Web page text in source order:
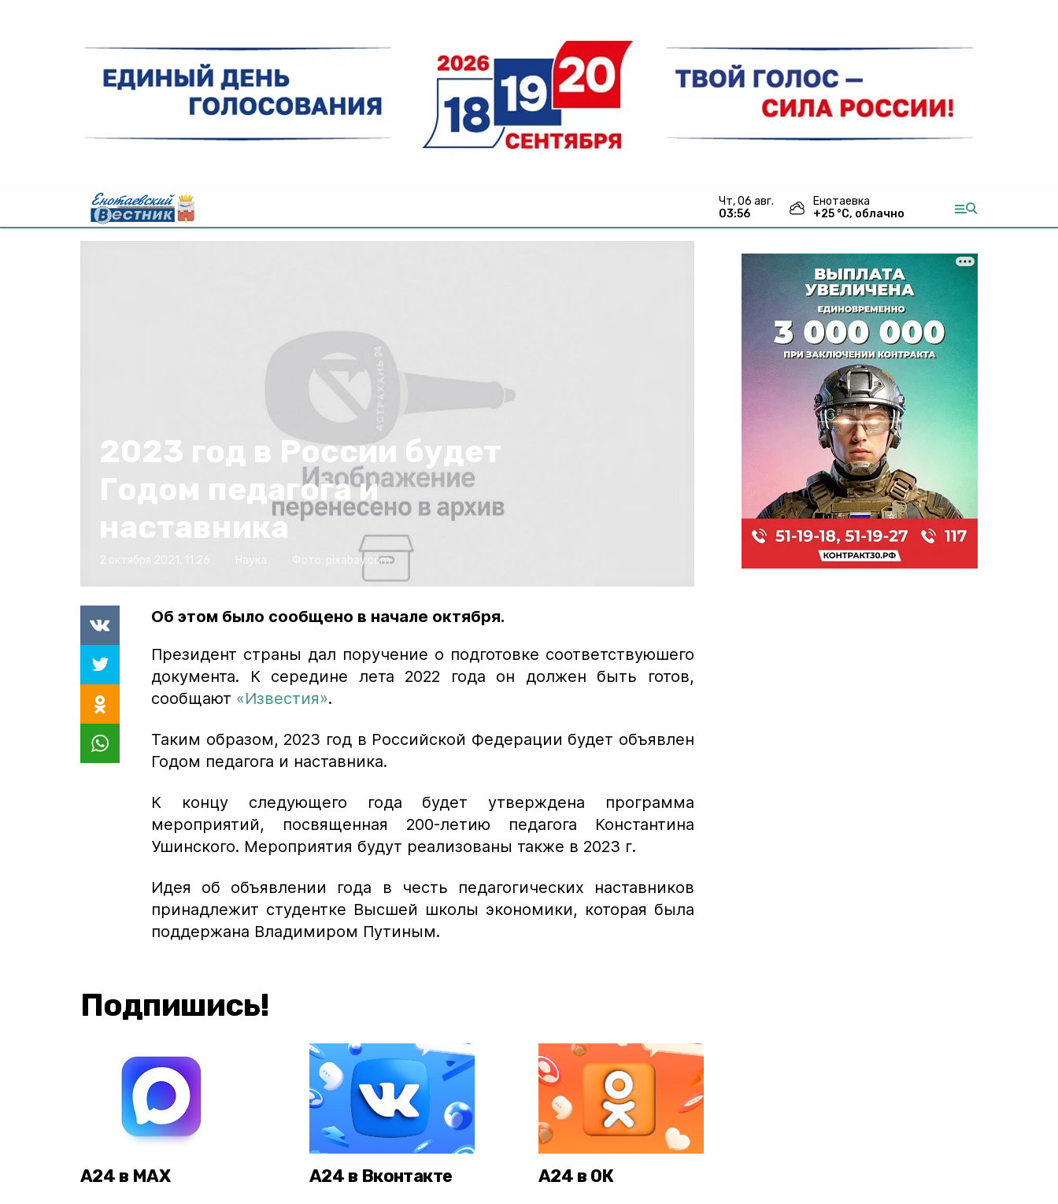
чт, 06 авг.
03:56
Енотаевка
+25 °С, облачно
2023 год в России будет
Годом педагога и
наставника
pixabay.com
Об этом было сообщено в начале октября.
Президент страны дал поручение о подготовке соответствуюшего
документа. К середине лета 2022 года он должен быть готов,
сообщают «Известия».
Таким образом, 2023 год в Российской Федерации будет объявлен
Годом педагога и наставника.
К концу следующего года будет утверждена программа
мероприятий, посвященная 200-летию педагога Константина
Ушинского. Мероприятия будут реализованы также в 2023 г.
Идея об объявлении года в честь педагогических наставников
принадлежит студентке Высшей школы экономики, которая была
поддержана Владимиром Путиным.
Подпишись!
А24 в MAX А24 в Вконтакте А24 в ОК